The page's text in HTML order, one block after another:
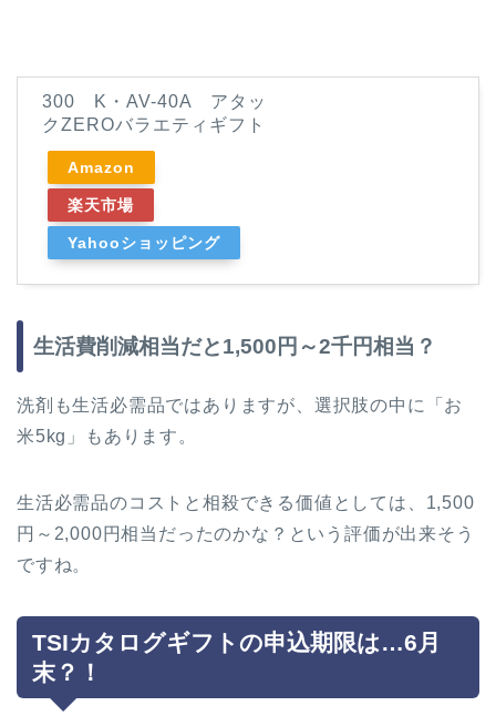
300 K・AV-40A アタッ
クZEROバラエティギフト
Amazon
楽天市場
Yahooショッピング
生活費削減相当だと1,500円～2千円相当？
洗剤も生活必需品ではありますが、選択肢の中に「お
米5kg」もあります。
生活必需品のコストと相殺できる価値としては、1,500
円～2,000円相当だったのかな？という評価が出来そう
ですね。
TSIカタログギフトの申込期限は…6月
末？！